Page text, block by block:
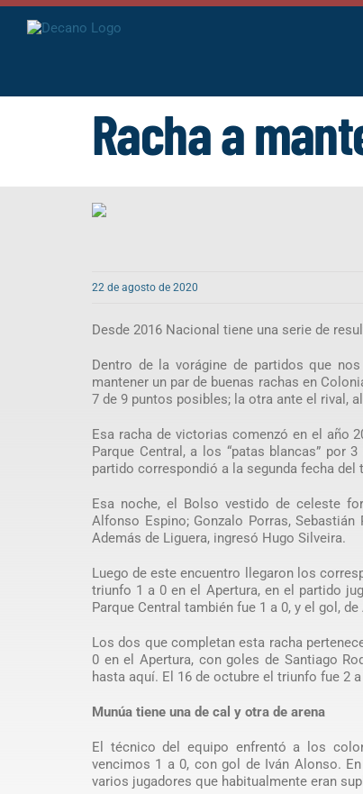
Saltar
Racha a
22 de agosto de 2020
Desde 2016 Nacional tiene una serie de
Dentro de la vorágine de partidos que
mantener un par de buenas rachas en
7 de 9 puntos posibles; la otra ante el rival,
Esa racha de victorias comenzó en el año
Parque Central, a los “patas blancas” por
partido correspondió a la segunda fecha del
Esa noche, el Bolso vestido de celeste
Alfonso Espino; Gonzalo Porras, Sebastián
Además de Liguera, ingresó Hugo Silveira.
Luego de este encuentro llegaron los
triunfo 1 a 0 en el Apertura, en el partido
Parque Central también fue 1 a 0, y el gol,
Los dos que completan esta racha
0 en el Apertura, con goles de Santiago
hasta aquí. El 16 de octubre el triunfo fue 2
Munúa tiene una de cal y otra de arena
El técnico del equipo enfrentó a los
vencimos 1 a 0, con gol de Iván Alonso.
varios jugadores que habitualmente eran